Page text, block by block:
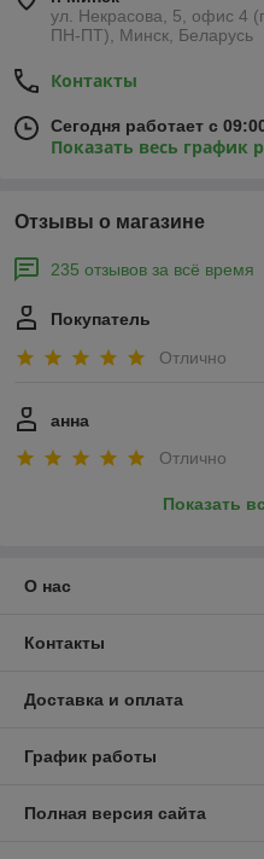
ул. Некрасова, 5, офис 4
ПН-ПТ), Минск, Беларусь
Контакты
Сегодня работает с
Показать весь график
Отзывы о магазине
235 отзывов за всё время
Покупатель
Отлично
анна
Отлично
Показать
О нас
Контакты
Доставка и оплата
График работы
Полная версия сайта